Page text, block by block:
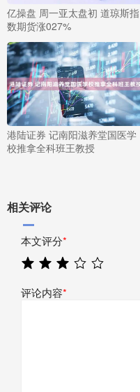
亿操盘 周一亚太盘初 道琼斯指
数期货涨027%
港陆证券 记南阳滋养堂国医学
校推拿全科班王教授
相关评论
本文评分*
评论内容*